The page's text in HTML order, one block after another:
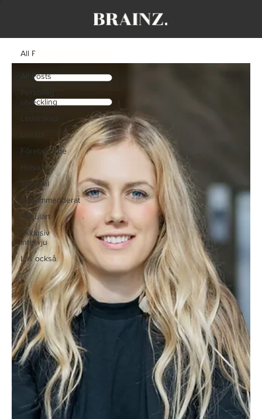
All Posts
Personlig
utveckling
Ledarskap
Livsstil
Företagande
Hälsa
Toppval
Rekommenderat
Populärt
Exklusiv
Intervju
Läs också
All Posts